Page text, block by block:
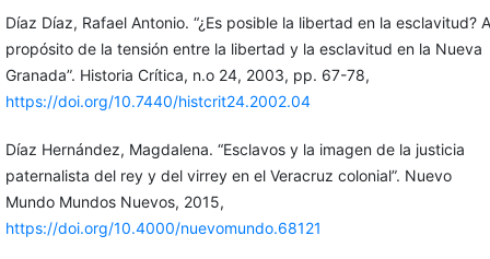
Díaz Díaz, Rafael Antonio. “¿Es posible la libertad en la esclavitud? A
propósito de la tensión entre la libertad y la esclavitud en la Nueva
Granada”. Historia Crítica, n.o 24, 2003, pp. 67-78,
https://doi.org/10.7440/histcrit24.2002.04
Díaz Hernández, Magdalena. “Esclavos y la imagen de la justicia
paternalista del rey y del virrey en el Veracruz colonial”. Nuevo
Mundo Mundos Nuevos, 2015,
https://doi.org/10.4000/nuevomundo.68121